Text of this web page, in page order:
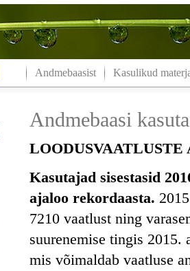
Andmebaasist Kasulikud
Andmebaasi
Kasutajad sisestasid
ajaloo rekordaasta.
7210 vaatlust ning
suurenemise tingis 2015.
mis võimaldab vaatluse